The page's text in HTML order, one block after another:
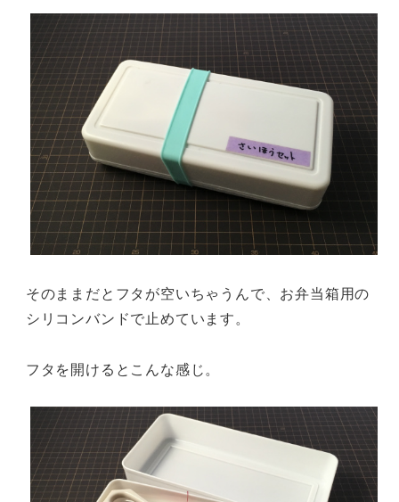
そのままだとフタが空いちゃうんで、お弁当箱用の
シリコンバンドで止めています。
フタを開けるとこんな感じ。